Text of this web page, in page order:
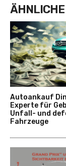
Autoankauf
Experte für
Unfall- und
Fahrzeuge